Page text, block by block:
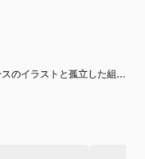
日本のファーストフード寿司麺とソースのイラストと孤立した組成物のWokボックスフラット4x1セット